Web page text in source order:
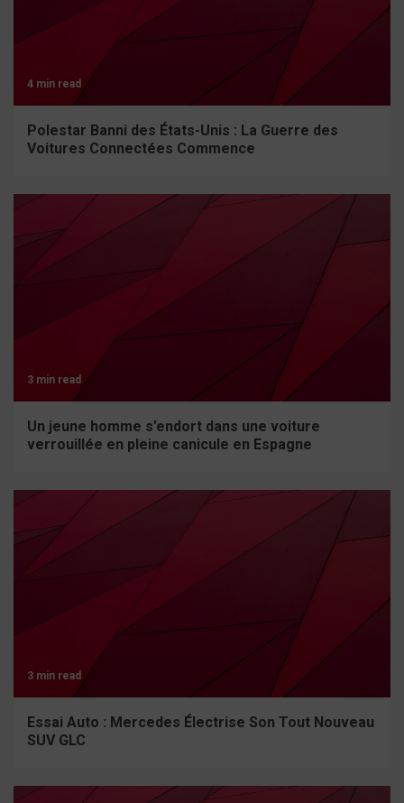
4 min read
Polestar Banni des États-Unis : La Guerre des
Voitures Connectées Commence
3 min read
Un jeune homme s’endort dans une voiture
verrouillée en pleine canicule en Espagne
3 min read
Essai Auto : Mercedes Électrise Son Tout Nouveau
SUV GLC